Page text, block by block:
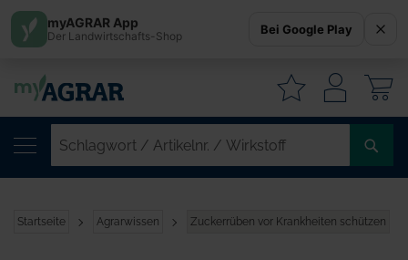
/
Startseite Agrarwissen Zuckerrüben vor Krankheiten schützen
myAGRAR App
Der Landwirtschafts-Shop Bei Google Play